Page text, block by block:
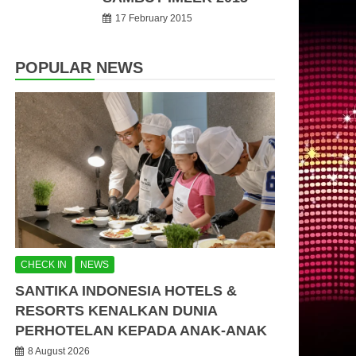
17 February 2015
POPULAR NEWS
CHECK IN NEWS
SANTIKA INDONESIA HOTELS &
RESORTS KENALKAN DUNIA
PERHOTELAN KEPADA ANAK-ANAK
8 August 2026